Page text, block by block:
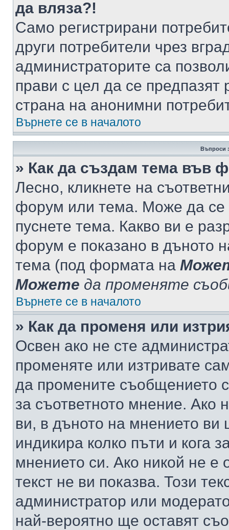
да вляза?!
Само регистрирани
други потребители чрез
администраторите са
прави с цел да се предпазят
страна на анонимни
Върнете се в началото
Въпроси
» Как да създам тема във
Лесно, кликнете на
форум или тема. Може да се
пуснете тема. Какво ви е
форум е показано в дъното
тема (под формата на
Можете да променяте
Върнете се в началото
» Как да променя или
Освен ако не сте
променяте или изтривате
да промените съобщението
за съответното мнение. Ако
ви, в дъното на мнението ви
индикира колко пъти и кога
мнението си. Ако никой не е
текст не ви показва. Този
администратор или
най-вероятно ще оставят